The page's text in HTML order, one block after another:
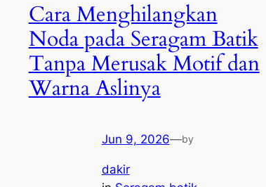
Cara Menghilangkan
Noda pada Seragam Batik
Tanpa Merusak Motif dan
Warna Aslinya
Jun 9, 2026—by
dakir